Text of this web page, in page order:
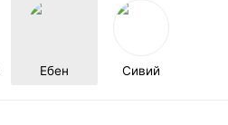
Ебен Сивий